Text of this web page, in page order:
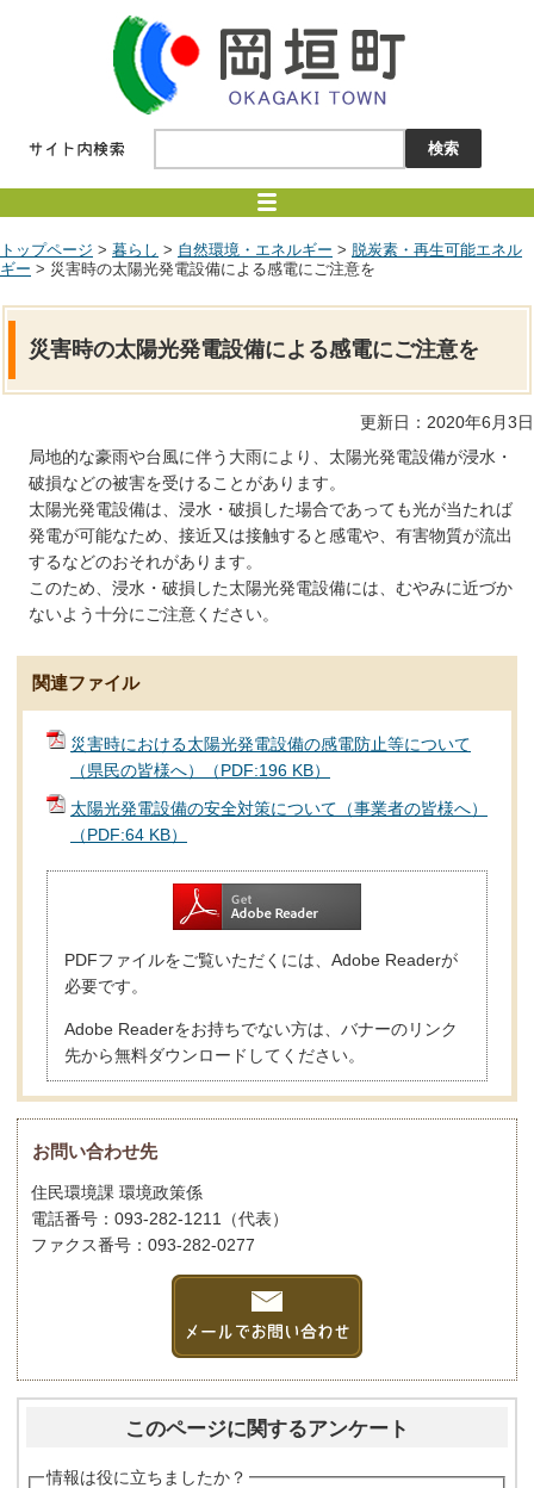
トップページ > 暮らし > 自然環境・エネルギー > 脱炭素・再生可能エネル
ギー > 災害時の太陽光発電設備による感電にご注意を
災害時の太陽光発電設備による感電にご注意を
更新日：2020年6月3日
局地的な豪雨や台風に伴う大雨により、太陽光発電設備が浸水・
破損などの被害を受けることがあります。
太陽光発電設備は、浸水・破損した場合であっても光が当たれば
発電が可能なため、接近又は接触すると感電や、有害物質が流出
するなどのおそれがあります。
このため、浸水・破損した太陽光発電設備には、むやみに近づか
ないよう十分にご注意ください。
関連ファイル
災害時における太陽光発電設備の感電防止等について
（県民の皆様へ）（PDF:196 KB）
太陽光発電設備の安全対策について（事業者の皆様へ）
（PDF:64 KB）
PDFファイルをご覧いただくには、Adobe Readerが
必要です。
Adobe Readerをお持ちでない方は、バナーのリンク
先から無料ダウンロードしてください。
お問い合わせ先
住民環境課 環境政策係
電話番号：093-282-1211（代表）
ファクス番号：093-282-0277
このページに関するアンケート
情報は役に立ちましたか？